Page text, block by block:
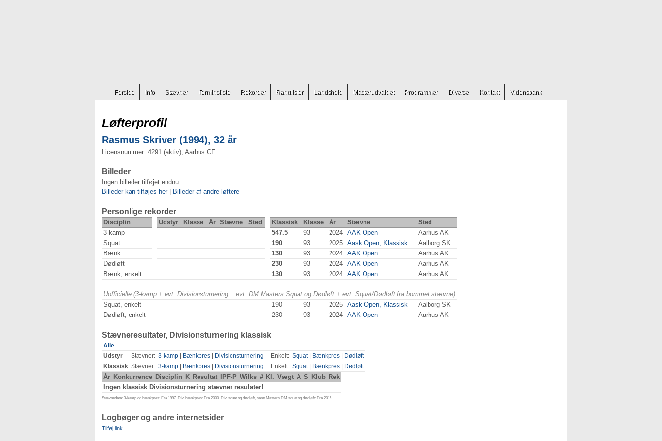
Forside Info Stævner Terminsliste Rekorder Ranglister Landshold Masterudvalget Programmer Diverse Kontakt Vidensbank
Løfterprofil
Rasmus Skriver (1994), 32 år
Licensnummer: 4291 (aktiv), Aarhus CF
Billeder
Ingen billeder tilføjet endnu.
Billeder kan tilføjes her| Billeder af andre løftere
Personlige rekorder
Disciplin Udstyr Klasse År Stævne Sted Klassisk Klasse År Stævne
Sted
3-kamp
547.5 93 2024 AAK Open
Aarhus AK
Squat
190 93 2025 Aask Open, Klassisk
Aalborg SK
Bænk
130 93 2024 AAK Open
Aarhus AK
Dødløft
230 93 2024 AAK Open
Aarhus AK
Bænk, enkelt
130 93 2024 AAK Open Aarhus AK
Uofficielle (3-kamp + evt. Divisionsturnering + evt. DM Masters Squat og Dødløft + evt. Squat/Dødløft fra bommet stævne)
Squat, enkelt
190 93 2025 Aask Open, Klassisk
Aalborg SK
Dødløft, enkelt
230 93 2024 AAK Open Aarhus AK
Stævneresultater, Divisionsturnering klassisk
Alle
Udstyr
Stævner: 3-kamp Bænkpres Divisionsturnering Enkelt: Squat| Bænkpres
Dødløft
Klassisk Stævner: 3-kamp Bænkpres Divisionsturnering Enkelt: Squat| Bænkpres Dødløft
År Konkurrence Disciplin K Resultat IPF-P Wilks # Kl. Vægt A S Klub Rek
Ingen klassisk Divisionsturnering stævner resulater!
Stævnedata: 3-kamp og bænkpres: Fra 1997. Div. bænkpres: Fra 2000. Div. squat og dødløft, samt Masters DM squat og dødløft: Fra 2015.
Logbøger og andre internetsider
Tilføj link